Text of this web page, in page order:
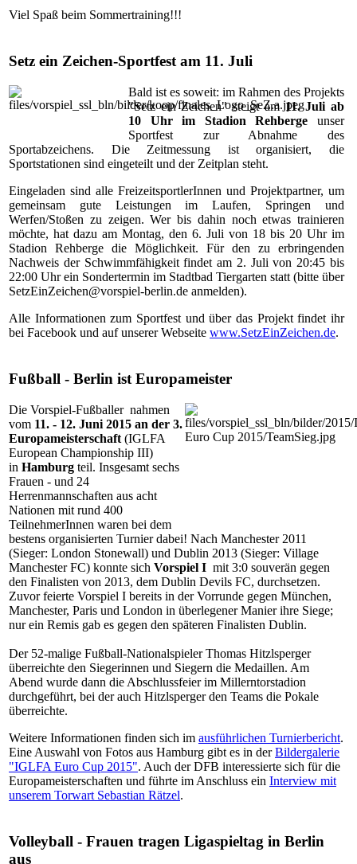
Viel Spaß beim Sommertraining!!!
Setz ein Zeichen-Sportfest am 11. Juli
Bald ist es soweit: im Rahmen des Projekts
"Setz ein Zeichen" steigt am11. Juli ab
10 Uhr im Stadion Rehberge unser
Sportfest zur Abnahme des
Sportabzeichens. Die Zeitmessung ist organisiert, die
Sportstationen sind eingeteilt und der Zeitplan steht.
Eingeladen sind alle FreizeitsportlerInnen und Projektpartner, um
gemeinsam gute Leistungen im Laufen, Springen und
Werfen/Stoßen zu zeigen. Wer bis dahin noch etwas trainieren
möchte, hat dazu am Montag, den 6. Juli von 18 bis 20 Uhr im
Stadion Rehberge die Möglichkeit. Für den zu erbringenden
Nachweis der Schwimmfähigkeit findet am 2. Juli von 20:45 bis
22:00 Uhr ein Sondertermin im Stadtbad Tiergarten statt (bitte über
SetzEinZeichen@vorspiel-berlin.de anmelden).
Alle Informationen zum Sportfest und über das Projekt findet ihr
bei Facebook und auf unserer Webseite www.SetzEinZeichen.de.
Fußball - Berlin ist Europameister
Die Vorspiel-Fußballer nahmen
vom 11. - 12. Juni 2015 an der 3.
Europameisterschaft (IGLFA
European Championship III)
in Hamburg teil. Insgesamt sechs
Frauen - und 24
Herrenmannschaften aus acht
Nationen mit rund 400
TeilnehmerInnen waren bei dem
bestens organisierten Turnier dabei! Nach Manchester 2011
(Sieger: London Stonewall) und Dublin 2013 (Sieger: Village
Manchester FC) konnte sich Vorspiel I mit 3:0 souverän gegen
den Finalisten von 2013, dem Dublin Devils FC, durchsetzen.
Zuvor feierte Vorspiel I bereits in der Vorrunde gegen München,
Manchester, Paris und London in überlegener Manier ihre Siege;
nur ein Remis gab es gegen den späteren Finalisten Dublin.
Der 52-malige Fußball-Nationalspieler Thomas Hitzlsperger
überreichte den Siegerinnen und Siegern die Medaillen. Am
Abend wurde dann die Abschlussfeier im Millerntorstadion
durchgeführt, bei der auch Hitzlsperger den Teams die Pokale
überreichte.
Weitere Informationen finden sich im ausführlichen Turnierbericht.
Eine Auswahl von Fotos aus Hamburg gibt es in derBildergalerie
"IGLFA Euro Cup 2015". Auch der DFB interessierte sich für die
Europameisterschaften und führte im Anschluss ein Interview mit
unserem Torwart Sebastian Rätzel.
Volleyball - Frauen tragen Ligaspieltag in Berlin
aus